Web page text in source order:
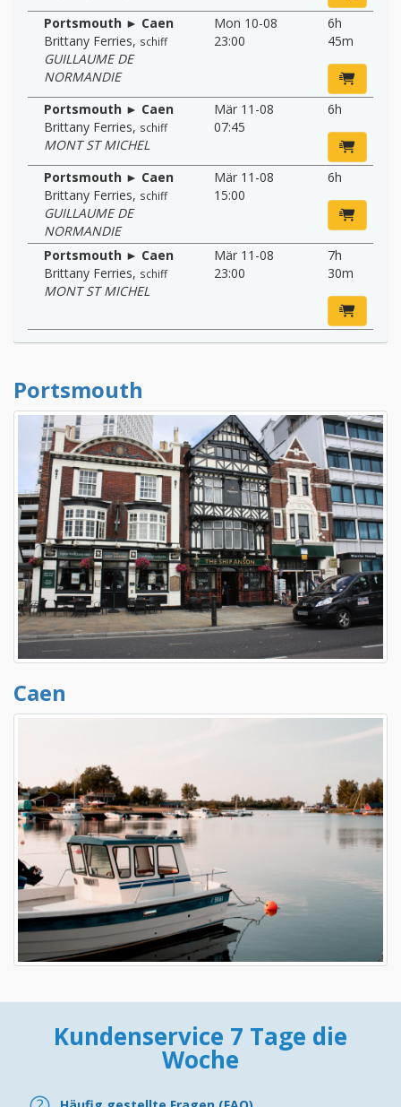
Portsmouth ► Caen
Brittany Ferries, schiff
GUILLAUME DE
NORMANDIE
Mon 10-08
23:00
6h
45m
Portsmouth ► Caen
Brittany Ferries, schiff
MONT ST MICHEL
Mär 11-08
07:45
6h
Portsmouth ► Caen
Brittany Ferries, schiff
GUILLAUME DE
NORMANDIE
Mär 11-08
15:00
6h
Portsmouth ► Caen
Brittany Ferries, schiff
MONT ST MICHEL
Mär 11-08
23:00
7h
30m
Portsmouth
Caen
Kundenservice 7 Tage die
Woche